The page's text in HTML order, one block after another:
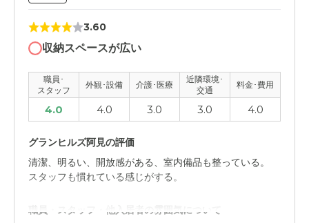
職員・スタッフ・他入居者の雰囲気について
皆さんスタッフの方は、優しく声をかけてくれたり、まあ
入居者は色々病気を持って居る方なので、その人とやって
は愛想悪かったりしますがそれはしょうがない事なので。
外観・内装・居室・設備について
外観もカラフルで綺麗。部屋も充分使いやすく、物は全部
こちらで用意しないと行けませんが、トイレも綺麗で皆ん
3.60
収納スペースが広い
職員･
スタッフ
外観･設備 介護･医療
近隣環境･
交通
料金･費用
4.0 4.0 3.0 3.0 4.0
グランヒルズ阿見の評価
清潔、明るい、開放感がある、室内備品も整っている。
スタッフも慣れている感じがする。
職員・スタッフ・他入居者の雰囲気について